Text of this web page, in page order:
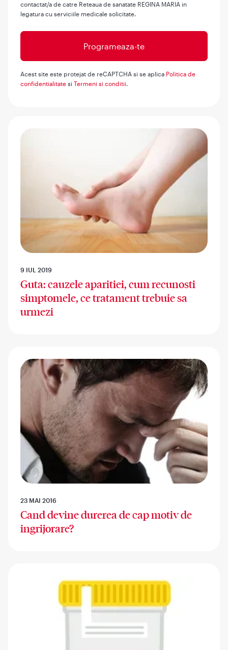
contactat/a de catre Reteaua de sanatate REGINA MARIA in
legatura cu serviciile medicale solicitate.
Acest site este protejat de reCAPTCHA si se aplica Politica de
confidentialitate si Termeni si conditii.
9 IUL 2019
Guta: cauzele aparitiei, cum recunosti
simptomele, ce tratament trebuie sa
urmezi
23 MAI 2016
Cand devine durerea de cap motiv de
ingrijorare?